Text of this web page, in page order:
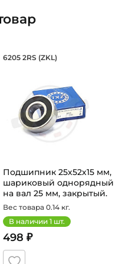
мм, шариковый
номер 6205 2RS СМ FG
Подшипник
6205 2RS (ZKL)
Подшипник 25х52х15 мм,
шариковый однорядный
на вал 25 мм, закрытый.
Арт...
Вес товара 0.14 кг.
В наличии 1 шт.
498 ₽